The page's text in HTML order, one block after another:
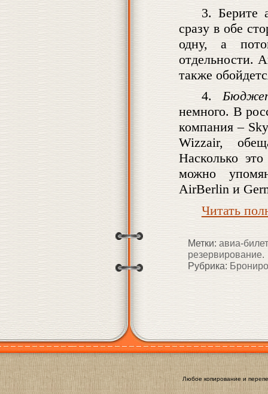
3. Берите
сразу в обе
одну, а
отдельности.
также
4.
немного. В
компания –
Wizzair,
Насколько
можно
AirBerlin и
Читать
Метки: авиа-
резервирование.
Рубрика:
Любое копирование и